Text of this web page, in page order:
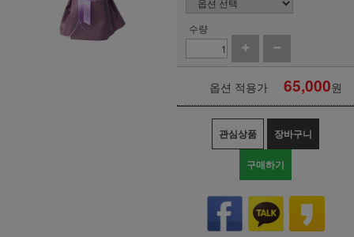
수량
옵션 적용가 65,000원
관심상품 장바구니
구매하기